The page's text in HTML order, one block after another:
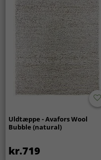
Uldtæppe - Avafors Wool
Bubble (natural)
kr.719